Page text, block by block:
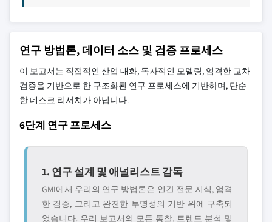
연구 방법론, 데이터 소스 및 검증 프로세스
이 보고서는 직접적인 산업 대화, 독자적인 모델링, 엄격한 교차
검증을 기반으로 한 구조화된 연구 프로세스에 기반하며, 단순
한 데스크 리서치가 아닙니다.
6단계 연구 프로세스
1. 연구 설계 및 애널리스트 감독
GMI에서 우리의 연구 방법론은 인간 전문 지식, 엄격
한 검증, 그리고 완전한 투명성의 기반 위에 구축되
었습니다. 우리 보고서의 모든 통찰, 트렌드 분석 및